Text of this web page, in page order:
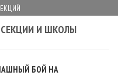
И ШКОЛЫ
БОЙ НА